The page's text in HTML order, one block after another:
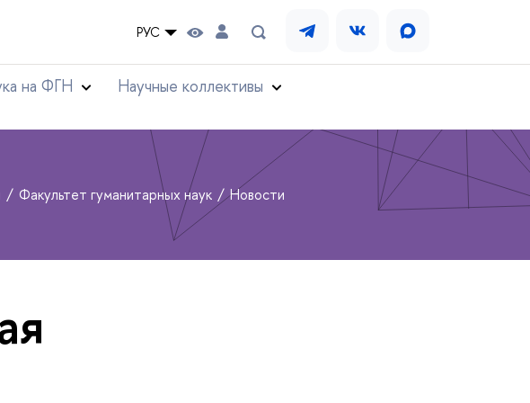
РУС
на ФГН
Научные коллективы
Факультет гуманитарных наук Новости